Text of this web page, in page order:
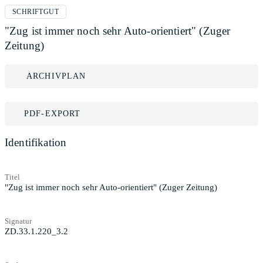
SCHRIFTGUT
"Zug ist immer noch sehr Auto-orientiert" (Zuger
Zeitung)
ARCHIVPLAN
PDF-EXPORT
Identifikation
Titel
"Zug ist immer noch sehr Auto-orientiert" (Zuger Zeitung)
Signatur
ZD.33.1.220_3.2